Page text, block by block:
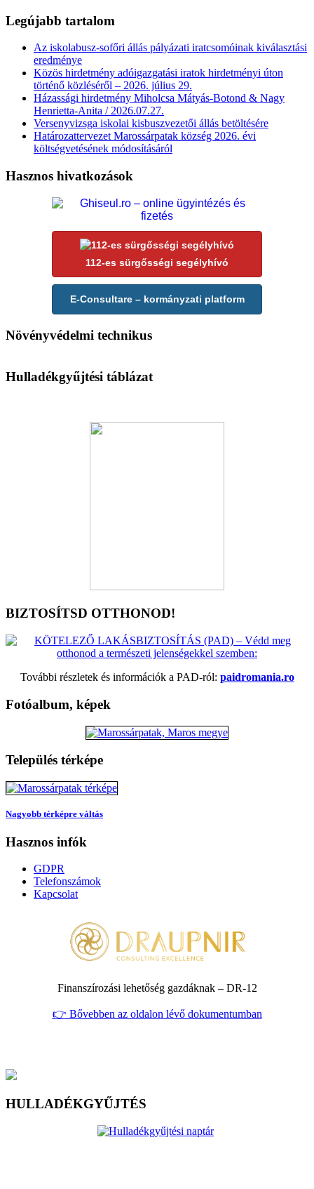
Legújabb tartalom
Az iskolabusz-sofőri állás pályázati iratcsomóinak kiválasztási
eredménye
Közös hirdetmény adóigazgatási iratok hirdetményi úton
történő közléséről – 2026. július 29.
Házassági hirdetmény Miholcsa Mátyás-Botond & Nagy
Henrietta-Anita / 2026.07.27.
Versenyvizsga iskolai kisbuszvezetői állás betöltésére
Határozattervezet Marossárpatak község 2026. évi
költségvetésének módosításáról
Hasznos hivatkozások
112-es sürgősségi segélyhívó
E-Consultare – kormányzati platform
Növényvédelmi technikus
Hulladékgyűjtési táblázat
BIZTOSÍTSD OTTHONOD!
További részletek és információk a PAD-ról: paidromania.ro
Fotóalbum, képek
Település térképe
Nagyobb térképre váltás
Hasznos infók
GDPR
Telefonszámok
Kapcsolat
Finanszírozási lehetőség gazdáknak – DR‑12
👉 Bővebben az oldalon lévő dokumentumban
HULLADÉKGYŰJTÉS